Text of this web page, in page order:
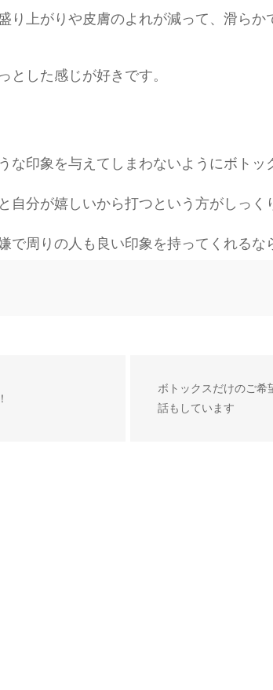
り上がりや皮膚のよれが減って、滑らか
とした感じが好きです。
な印象を与えてしまわないようにボトッ
自分が嬉しいから打つという方がしっく
で周りの人も良い印象を持ってくれるな
ボトックスだけのご希
話もしています